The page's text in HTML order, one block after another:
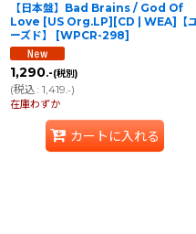
【日本盤】Bad Brains / God Of
Love [US Org.LP][CD | WEA]【
ーズド】
[WPCR-298]
1,290.-(税別)
(税込: 1,419 .-)
在庫わずか
カートに入れる